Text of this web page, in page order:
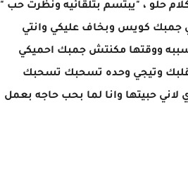
حلو ، "يبتسم بتلقائيه ونظرت حب "
كويس وبخاف عليكي وانتي
ووقتها مكنتش جمبك احميكي
وتيجي وحده تسحبك تسحبك
حبيتها وانا لما بحب حاجه بعمل